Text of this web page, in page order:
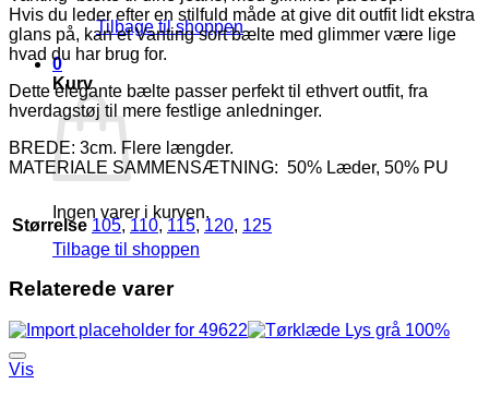
Tilbage til shoppen
0
Kurv
Ingen varer i kurven.
Tilbage til shoppen
Hvis du leder efter en stilfuld måde at give dit outfit lidt ekstra
glans på, kan et Vanting sort bælte med glimmer være lige
hvad du har brug for.
Dette elegante bælte passer perfekt til ethvert outfit, fra
hverdagstøj til mere festlige anledninger.
BREDE: 3cm. Flere længder.
MATERIALE SAMMENSÆTNING: 50% Læder, 50% PU
Størrelse 105, 110, 115, 120, 125
Relaterede varer
Vis